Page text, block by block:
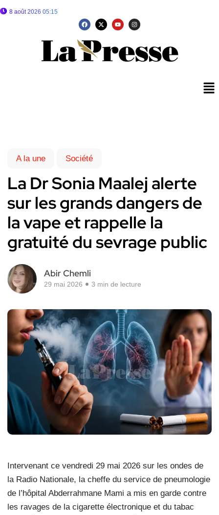
8 août 2026 05:15
A la une Société
La Dr Sonia Maalej alerte
sur les grands dangers de
la vape et rappelle la
gratuité du sevrage public
Abir Chemli
29 mai 2026 3 min de lecture
Intervenant ce vendredi 29 mai 2026 sur les ondes de
la Radio Nationale, la cheffe du service de pneumologie
de l’hôpital Abderrahmane Mami a mis en garde contre
les ravages de la cigarette électronique et du tabac